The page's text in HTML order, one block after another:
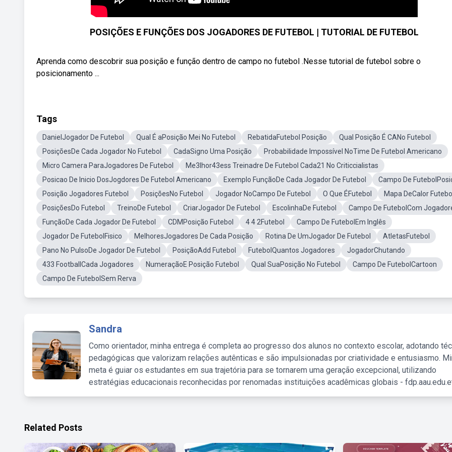
POSIÇÕES E FUNÇÕES DOS JOGADORES DE FUTEBOL | TUTORIAL DE FUTEBOL
Aprenda como descobrir sua posição e função dentro de campo no futebol .Nesse tutorial de futebol sobre o
posicionamento ...
Tags
DanielJogador De Futebol Qual É aPosição Mei No Futebol RebatidaFutebol Posição
Qual Posição É CANo Futebol
PosiçõesDe Cada Jogador No Futebol
CadaSigno Uma Posição
Probabilidade Impossível NoTime De Futebol Americano
Micro Camera ParaJogadores De Futebol
Me3lhor43ess Treinadre De Futebol Cada21 No Criticcialistas
Posicao De Inicio DosJogdores De Futebol Americano
Exemplo FunçãoDe Cada Jogador De Futebol
Campo De
Posição Jogadores Futebol
PosiçõesNo Futebol Jogador NoCampo De Futebol O Que ÉFutebol
Mapa DeCalor Futebol
PosiçõesDo Futebol
TreinoDe Futebol CriarJogador De Futebol EscolinhaDe Futebol
Campo De FutebolCom
FunçãoDe Cada Jogador De Futebol
CDMPosição Futebol 4 4 2Futebol
Campo De FutebolEm Inglês
Jogador De FutebolFisico
MelhoresJogadores De Cada Posição Rotina De UmJogador De Futebol
AtletasFutebol
Pano No PulsoDe Jogador De Futebol
PosiçãoAdd Futebol FutebolQuantos Jogadores
JogadorChutando
433 FootballCada Jogadores
NumeraçãoE Posição Futebol Qual SuaPosição No Futebol
Campo De FutebolCartoon
Campo De FutebolSem Rerva
Sandra
Como orientador, minha entrega é completa ao progresso dos alunos no contexto escolar, adotando
pedagógicas que valorizam relações autênticas e são impulsionadas por criatividade e entusiasmo.
meta é guiar os estudantes em sua trajetória para se tornarem uma geração excepcional, utilizando
estratégias educacionais reconhecidas por renomadas instituições acadêmicas globais -
Related Posts